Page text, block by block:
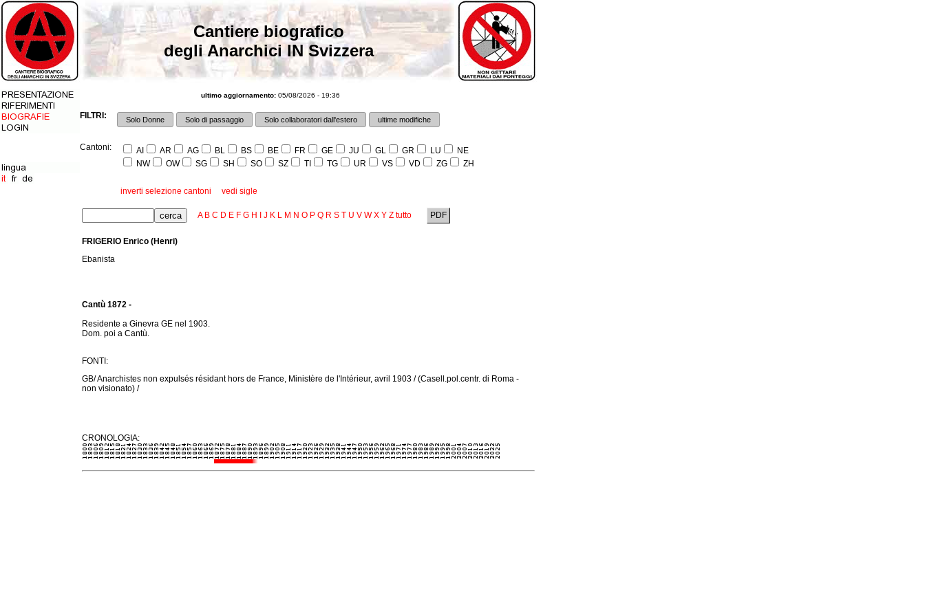
Cantiere biografico
degli Anarchici IN Svizzera
ultimo aggiornamento: 05/08/2026 - 19:36
FILTRI: Solo Donne Solo di passaggio Solo collaboratori dall'estero ultime modifiche
Cantoni: AI AR AG BL BS BE FR GE JU GL GR LU
NE
NW
OW SG SH SO SZ TI TG UR VS VD ZG ZH
inverti selezione cantoni vedi sigle
A B C D E F G H J K L M N O P Q R S T U V W X Y Z tutto PDF
FRIGERIO Enrico (Henri)
Ebanista
Cantù 1872 -
Residente a Ginevra GE nel 1903.
Dom. poi a Cantù.
FONTI:
GB/ Anarchistes non expulsés résidant hors de France, Ministère de l'Intérieur, avril 1903 / (Casell.pol.centr. di Roma -
non visionato) /
CRONOLOGIA: